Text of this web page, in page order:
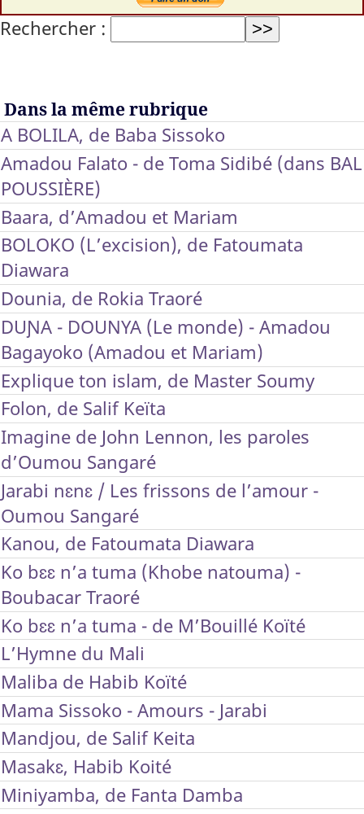
Rechercher :
Dans la même rubrique
A BOLILA, de Baba Sissoko
Amadou Falato - de Toma Sidibé (dans BAL
POUSSIÈRE)
Baara, d’Amadou et Mariam
BOLOKO (L’excision), de Fatoumata
Diawara
Dounia, de Rokia Traoré
DUƝA - DOUNYA (Le monde) - Amadou
Bagayoko (Amadou et Mariam)
Explique ton islam, de Master Soumy
Folon, de Salif Keïta
Imagine de John Lennon, les paroles
d’Oumou Sangaré
Jarabi nɛnɛ / Les frissons de l’amour -
Oumou Sangaré
Kanou, de Fatoumata Diawara
Ko bɛɛ n’a tuma (Khobe natouma) -
Boubacar Traoré
Ko bɛɛ n’a tuma - de M’Bouillé Koïté
L’Hymne du Mali
Maliba de Habib Koïté
Mama Sissoko - Amours - Jarabi
Mandjou, de Salif Keita
Masakɛ, Habib Koité
Miniyamba, de Fanta Damba